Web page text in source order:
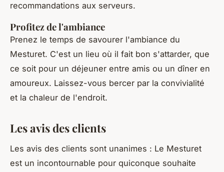
recommandations aux serveurs.
Profitez de l'ambiance
Prenez le temps de savourer l'ambiance du
Mesturet. C'est un lieu où il fait bon s'attarder, que
ce soit pour un déjeuner entre amis ou un dîner en
amoureux. Laissez-vous bercer par la convivialité
et la chaleur de l'endroit.
Les avis des clients
Les avis des clients sont unanimes : Le Mesturet
est un incontournable pour quiconque souhaite